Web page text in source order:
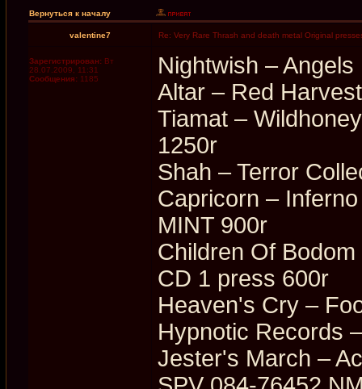
Вернуться к началу
valentine7 Re: Very Rare Thrash and death metal Original
Зарегистрирован: Вт
28.07.2009, 11:31
Сообщения: 1185
Nightwish ‎–
Altar ‎– Red
Tiamat ‎–
1250r
Shah ‎– Terror
Capricorn ‎–
MINT 900r
Children Of
CD 1 press 600r
Heaven's Cry ‎–
Hypnotic Records
Jester's March ‎–